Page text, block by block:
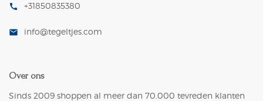
call +31850835380
mail info@tegeltjes.com
Over ons
Sinds 2009 shoppen al meer dan 70.000 tevreden klanten